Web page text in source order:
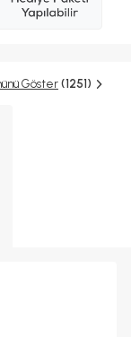
Göster (1251)